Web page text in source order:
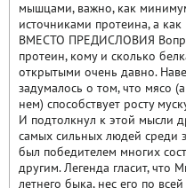
мышцами, важно, как
источниками протеина, а
ВМЕСТО ПРЕДИСЛОВИЯ
протеин, кому и сколько
открытыми очень давно.
задумалось о том, что мясо
нем) способствует росту
И подтолкнул к этой мысли
самых сильных людей среди
был победителем многих
другим. Легенда гласит,
летнего быка, нес его по